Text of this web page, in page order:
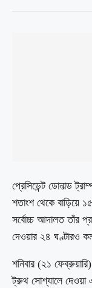
প্রেসিডেন্ট ডোনাল্ড
শতাংশ থেকে বাড়িয়ে
সর্বোচ্চ আদালত তাঁর
দেওয়ার ২৪ ঘণ্টারও
শনিবার (২১
ট্রুথ সোশ্যালে দেওয়া